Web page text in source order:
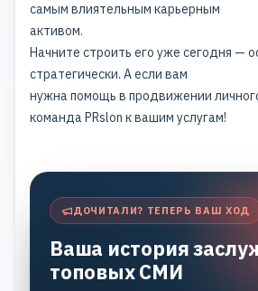
самым влиятельным карьерным
активом.
Начните строить его уже сегодня —
стратегически. А если вам
нужна помощь в продвижении
команда PRslon к вашим услугам!
ДОЧИТАЛИ? ТЕПЕРЬ ВАШ ХОД
Ваша история
топовых СМИ